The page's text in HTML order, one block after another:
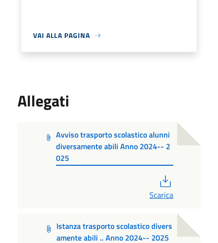
VAI ALLA PAGINA
Allegati
Avviso trasporto scolastico alunni
diversamente abili Anno 2024-- 2
025
Scarica
Istanza trasporto scolastico divers
amente abili .. Anno 2024-- 2025